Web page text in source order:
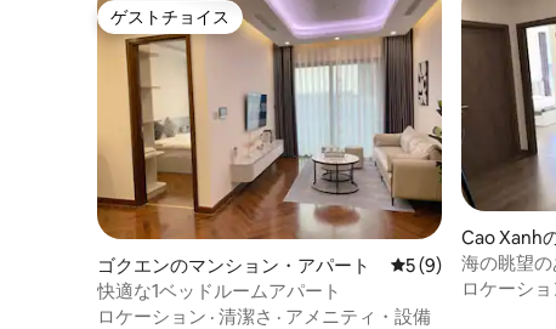
ゲストチョイス
ゲストチョイス
ゴクエンのマンション・アパート レビュー9件、5つ
5 (9)
快適な1ベッドルームアパート
ロケーション · 清潔さ · アメニティ・設備
Cao Xanh
海の眺望
メント-部
ロケーショ